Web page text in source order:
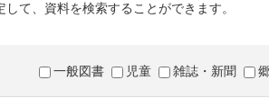
して、資料を検索することができます。
一般図書 児童 雑誌・新聞